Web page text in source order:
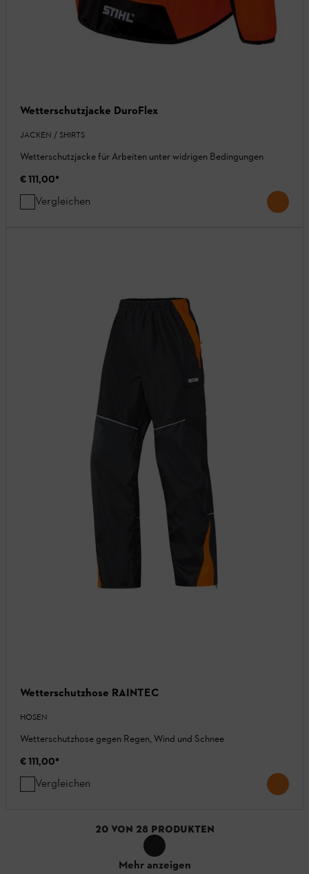
Wetterschutzjacke DuroFlex
JACKEN / SHIRTS
Wetterschutzjacke für Arbeiten unter widrigen Bedingungen
€ 111,00*
Vergleichen
Wetterschutzhose RAINTEC
HOSEN
Wetterschutzhose gegen Regen, Wind und Schnee
€ 111,00*
Vergleichen
20 VON 28 PRODUKTEN
Mehr anzeigen